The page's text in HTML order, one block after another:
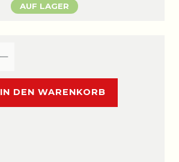
AUF LAGER
IN DEN WARENKORB